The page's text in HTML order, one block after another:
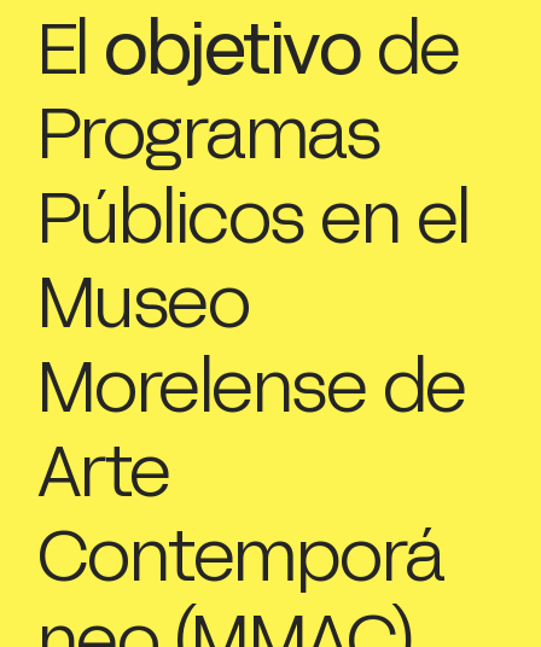
El objetivode
Programas
Públicos en el
Museo
Morelense de
Arte
Contemporá